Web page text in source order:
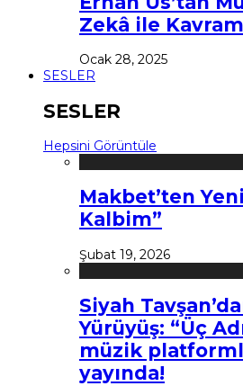
Zekâ ile
Ocak 28, 2025
SESLER
SESLER
Hepsini Görüntüle
Makbet’ten
Kalbim”
Şubat 19, 2026
Siyah
Yürüyüş: “Üç
müzik
yayında!